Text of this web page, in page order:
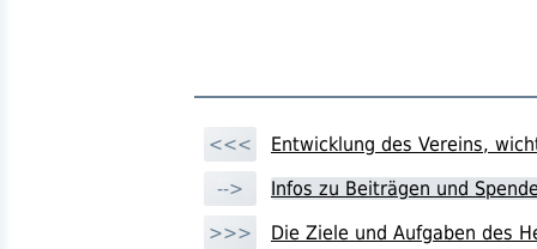
<<<
Entwicklung des Vereins,
-->
Infos zu Beiträgen und
>>>
Die Ziele und Aufgaben des